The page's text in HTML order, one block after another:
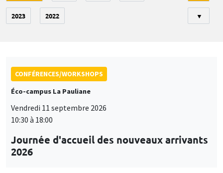
2023 2022 ▼
CONFÉRENCES/WORKSHOPS
Éco-campus La Pauliane
Vendredi 11 septembre 2026
10:30 à 18:00
Journée d'accueil des nouveaux arrivants
2026